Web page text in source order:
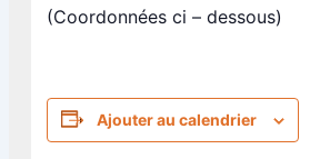
(Coordonnées ci – dessous)
Ajouter au calendrier